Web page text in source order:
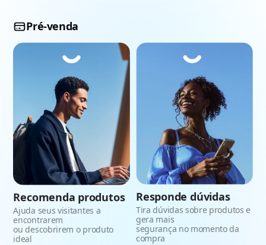
Pré-venda
Recomenda produtos
Ajuda seus visitantes a
encontrarem
ou descobrirem o produto
ideal
Responde dúvidas
Tira dúvidas sobre produtos e
gera mais
segurança no momento da
compra